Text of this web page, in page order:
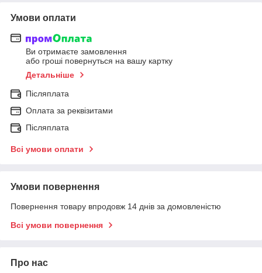
Умови оплати
Ви отримаєте замовлення
або гроші повернуться на вашу картку
Детальніше
Післяплата
Оплата за реквізитами
Післяплата
Всі умови оплати
Умови повернення
Повернення товару впродовж 14 днів за домовленістю
Всі умови повернення
Про нас